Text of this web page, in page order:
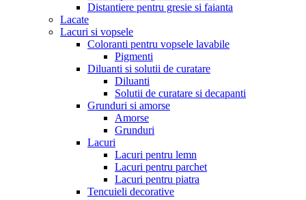
Distantiere pentru gresie si faianta
Lacate
Lacuri si vopsele
Coloranti pentru vopsele lavabile
Pigmenti
Diluanti si solutii de curatare
Diluanti
Solutii de curatare si decapanti
Grunduri si amorse
Amorse
Grunduri
Lacuri
Lacuri pentru lemn
Lacuri pentru parchet
Lacuri pentru piatra
Tencuieli decorative